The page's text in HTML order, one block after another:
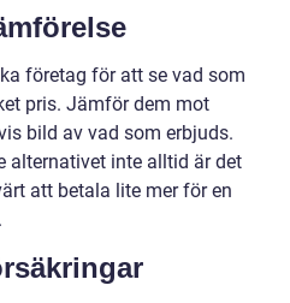
företag för att se vad som
pris. Jämför dem mot
bild av vad som erbjuds.
alternativet inte alltid är det
att betala lite mer för en